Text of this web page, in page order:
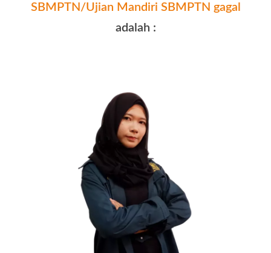
SBMPTN/Ujian Mandiri SBMPTN gagal
adalah :